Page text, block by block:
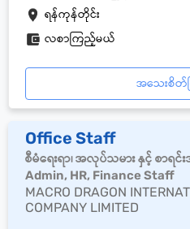
ရန်ကုန်တိုင်း
လစာကြည့်မယ်
အသေးစိတ်
Office Staff
စီမံရေးရာ၊ အလုပ်သမား နှင့် စာရင်း
Admin, HR, Finance Staff
MACRO DRAGON
COMPANY LIMITED